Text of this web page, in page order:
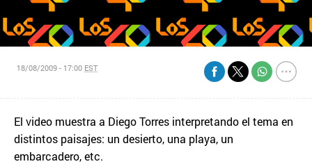
18/08/2009 - 17:00 EST
El video muestra a Diego Torres interpretando el tema en
distintos paisajes: un desierto, una playa, un
embarcadero, etc.